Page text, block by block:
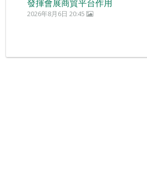
發揮會展商貿平台作用
2026年8月6日 20:45